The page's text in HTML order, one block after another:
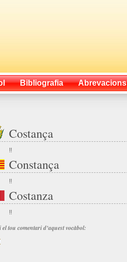
Bibliografia Abrevacions
Costança
!!
Constança
!!
Costanza
!!
tou comentari d’aquest vocàbol: